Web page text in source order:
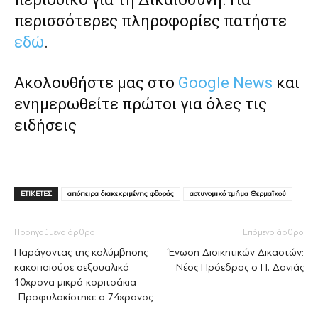
περισσότερες πληροφορίες πατήστε
εδώ.
Ακολουθήστε μας στο Google News και
ενημερωθείτε πρώτοι για όλες τις
ειδήσεις
ΕΤΙΚΕΤΕΣ απόπειρα διακεκριμένης φθοράς αστυνομικό τμήμα Θερμαϊκού
Προηγούμενο άρθρο
Παράγοντας της κολύμβησης
κακοποιούσε σεξουαλικά
10χρονα μικρά κοριτσάκια
-Προφυλακίστηκε ο 74χρονος
Επόμενο άρθρο
Ένωση Διοικητικών Δικαστών:
Νέος Πρόεδρος ο Π. Δανιάς